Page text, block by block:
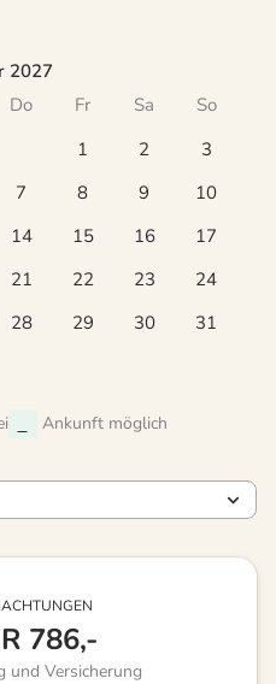
2027
Do Fr Sa
So
1 2
3
7 8 9
10
14 15 16
17
21 22 23
24
28 29 30
31
Ankunft möglich
786,-
und Versicherung